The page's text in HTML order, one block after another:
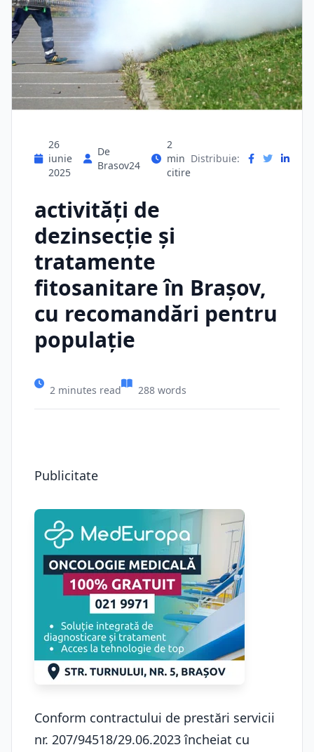
26
iunie
2025
De
Brasov24
2
min
citire
Distribuie:
activități de
dezinsecție și
tratamente
fitosanitare în Brașov,
cu recomandări pentru
populație
2 minutes read 288 words
Publicitate
Conform contractului de prestări servicii
nr. 207/94518/29.06.2023 încheiat cu